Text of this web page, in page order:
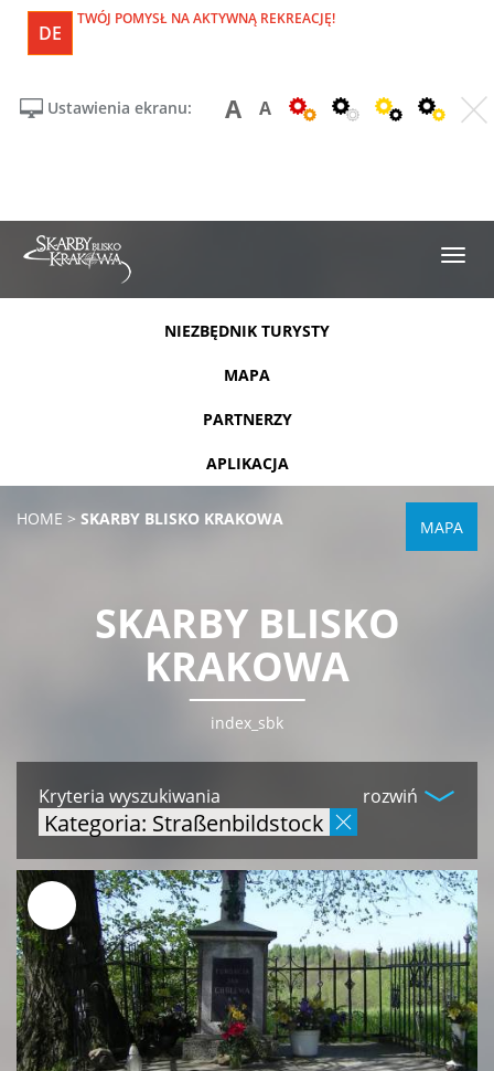
DE
TWÓJ POMYSŁ NA AKTYWNĄ REKREACJĘ!
Ustawienia ekranu: A A
NIEZBĘDNIK TURYSTY
MAPA
PARTNERZY
APLIKACJA
HOME > SKARBY BLISKO KRAKOWA MAPA
SKARBY BLISKO
KRAKOWA
index_sbk
rozwiń
Kryteria wyszukiwania
Kategoria: Straßenbildstock